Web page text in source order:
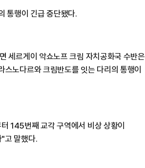
통행이 긴급 중단됐다.
세르게이 악쇼노프 크림 자치공화국 수반은
노다르와 크림반도를 잇는 다리의 통행이
145번째 교각 구역에서 비상 상황이
고 말했다.